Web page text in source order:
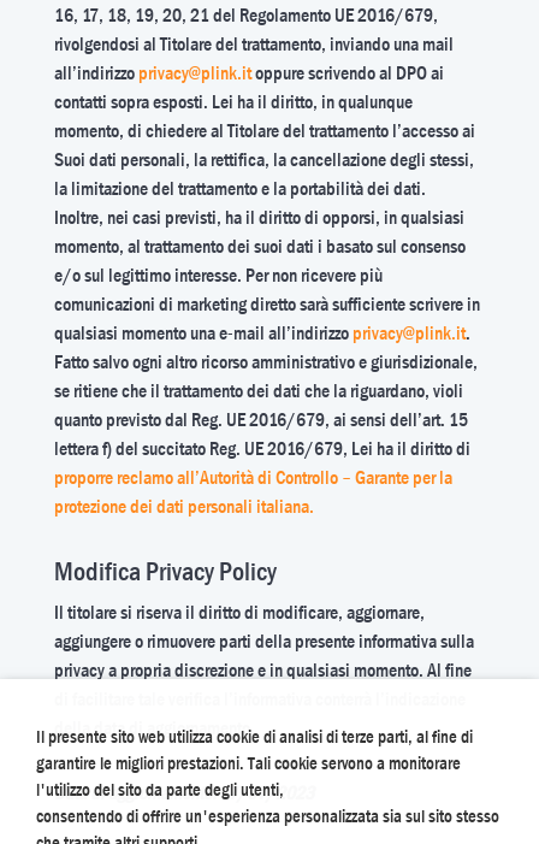
16, 17, 18, 19, 20, 21 del Regolamento UE 2016/679,
rivolgendosi al Titolare del trattamento, inviando una mail
all’indirizzoprivacy@plink.itoppure scrivendo al DPO ai
contatti sopra esposti. Lei ha il diritto, in qualunque
momento, di chiedere al Titolare del trattamento l’accesso ai
Suoi dati personali, la rettifica, la cancellazione degli stessi,
la limitazione del trattamento e la portabilità dei dati.
Inoltre, nei casi previsti, ha il diritto di opporsi, in qualsiasi
momento, al trattamento dei suoi dati i basato sul consenso
e/o sul legittimo interesse. Per non ricevere più
comunicazioni di marketing diretto sarà sufficiente scrivere in
qualsiasi momento una e-mail all’indirizzoprivacy@plink.it.
Fatto salvo ogni altro ricorso amministrativo e giurisdizionale,
se ritiene che il trattamento dei dati che la riguardano, violi
quanto previsto dal Reg. UE 2016/679, ai sensi dell’art. 15
lettera f) del succitato Reg. UE 2016/679, Lei ha il diritto di
proporre reclamo all’Autorità di Controllo – Garante per la
protezione dei dati personali italiana.
Modifica Privacy Policy
Il titolare si riserva il diritto di modificare, aggiornare,
aggiungere o rimuovere parti della presente informativa sulla
privacy a propria discrezione e in qualsiasi momento. Al fine
della data di aggiornamento.
Data di aggiornamento: 17/07/2023
Il presente sito web utilizza cookie di analisi di terze parti, al fine di
garantire le migliori prestazioni. Tali cookie servono a monitorare
l'utilizzo del sito da parte degli utenti,
consentendo di offrire un'esperienza personalizzata sia sul sito stesso